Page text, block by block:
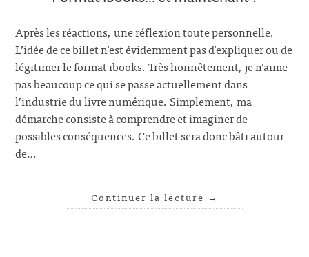
Après les réactions, une réflexion toute personnelle.
L’idée de ce billet n’est évidemment pas d’expliquer ou de
légitimer le format ibooks. Très honnêtement, je n’aime
pas beaucoup ce qui se passe actuellement dans
l’industrie du livre numérique. Simplement, ma
démarche consiste à comprendre et imaginer de
possibles conséquences. Ce billet sera donc bâti autour
de…
Continuer la lecture →